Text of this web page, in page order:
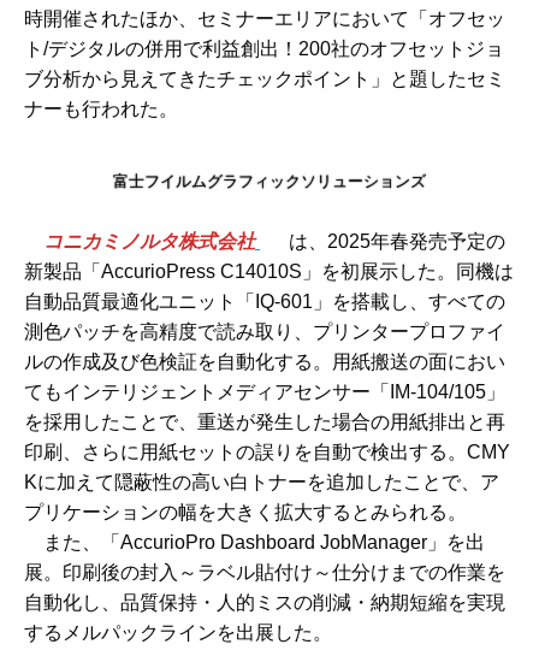
時開催されたほか、セミナーエリアにおいて「オフセッ
ト/デジタルの併用で利益創出！200社のオフセットジョ
ブ分析から見えてきたチェックポイント」と題したセミ
ナーも行われた。
富士フイルムグラフィックソリューションズ
コニカミノルタ株式会社
は、2025年春発売予定の
新製品「AccurioPress C14010S」を初展示した。同機は
自動品質最適化ユニット「IQ-601」を搭載し、すべての
測色パッチを高精度で読み取り、プリンタープロファイ
ルの作成及び色検証を自動化する。用紙搬送の面におい
てもインテリジェントメディアセンサー「IM-104/105」
を採用したことで、重送が発生した場合の用紙排出と再
印刷、さらに用紙セットの誤りを自動で検出する。CMY
Kに加えて隠蔽性の高い白トナーを追加したことで、ア
プリケーションの幅を大きく拡大するとみられる。
また、「AccurioPro Dashboard JobManager」を出
展。印刷後の封入～ラベル貼付け～仕分けまでの作業を
自動化し、品質保持・人的ミスの削減・納期短縮を実現
するメルパックラインを出展した。